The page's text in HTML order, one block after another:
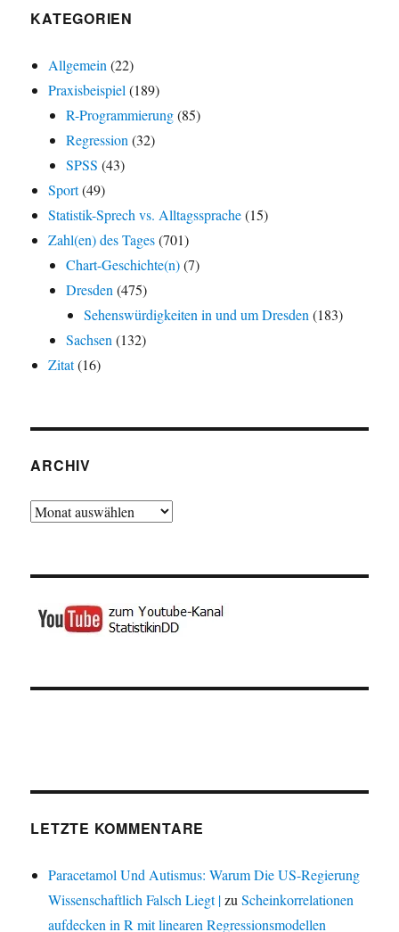
KATEGORIEN
Allgemein (22)
Praxisbeispiel (189)
R-Programmierung(85)
Regression (32)
SPSS (43)
Sport(49)
Statistik-Sprech vs. Alltagssprache(15)
Zahl(en) des Tages(701)
Chart-Geschichte(n)(7)
Dresden (475)
Sehenswürdigkeiten in und um Dresden (183)
Sachsen (132)
Zitat(16)
ARCHIV
Archiv
LETZTE KOMMENTARE
Paracetamol Und Autismus: Warum Die US-Regierung
Wissenschaftlich Falsch Liegt |zuScheinkorrelationen
aufdecken in R mit linearen Regressionsmodellen